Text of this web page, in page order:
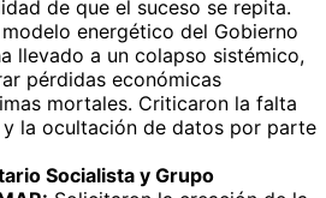
de que el suceso se repita.
energético del Gobierno
llevado a un colapso sistémico,
pérdidas económicas
mortales. Criticaron la falta
la ocultación de datos por parte
Socialista y Grupo